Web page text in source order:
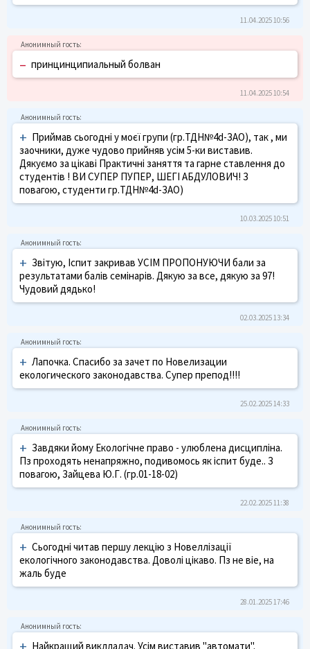
11.04.2025 10:56
– принцинципиальный болван
11.04.2025 10:54
+ Приймав сьогодні у моєї групи (гр.ТДН№4d-ЗАО), так , ми
заочники, дуже чудово прийняв усім 5-ки виставив.
Дякуємо за цікаві Практичні заняття та гарне ставлення до
студентів ! ВИ СУПЕР ПУПЕР, ШЕГІ АБДУЛОВИЧ! З
повагою, студенти гр.ТДН№4d-ЗАО)
10.03.2025 10:51
+ Звітую, Іспит закривав УСІМ ПРОПОНУЮЧИ бали за
результатами балів семінарів. Дякую за все, дякую за 97!
Чудовий дядько!
02.03.2025 13:34
+ Лапочка. Спасибо за зачет по Новелизации
екологического законодавства. Супер препод!!!!
25.02.2025 14:33
+ Завдяки йому Екологічне право - улюблена дисципліна.
Пз проходять ненапряжно, подивомось як іспит буде.. З
повагою, Зайцева Ю.Г. (гр.01-18-02)
22.02.2025 11:38
+ Сьогодні читав першу лекцію з Новеллізації
екологічного законодавства. Доволі цікаво. Пз не віе, на
жаль буде
28.01.2025 17:46
Найкращий виклладач. Усім виставив "автомати".